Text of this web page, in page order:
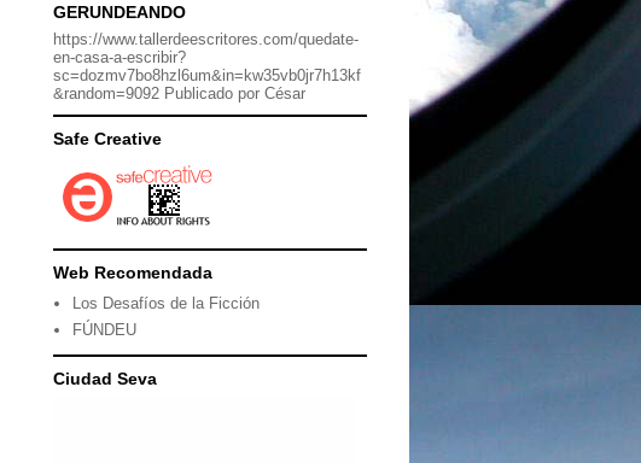
GERUNDEANDO
https://www.tallerdeescritores.com/quedate-
en-casa-a-escribir?
sc=dozmv7bo8hzl6um&in=kw35vb0jr7h13kf
&random=9092 Publicado por César
Safe Creative
Web Recomendada
Los Desafíos de la Ficción
FÚNDEU
Ciudad Seva